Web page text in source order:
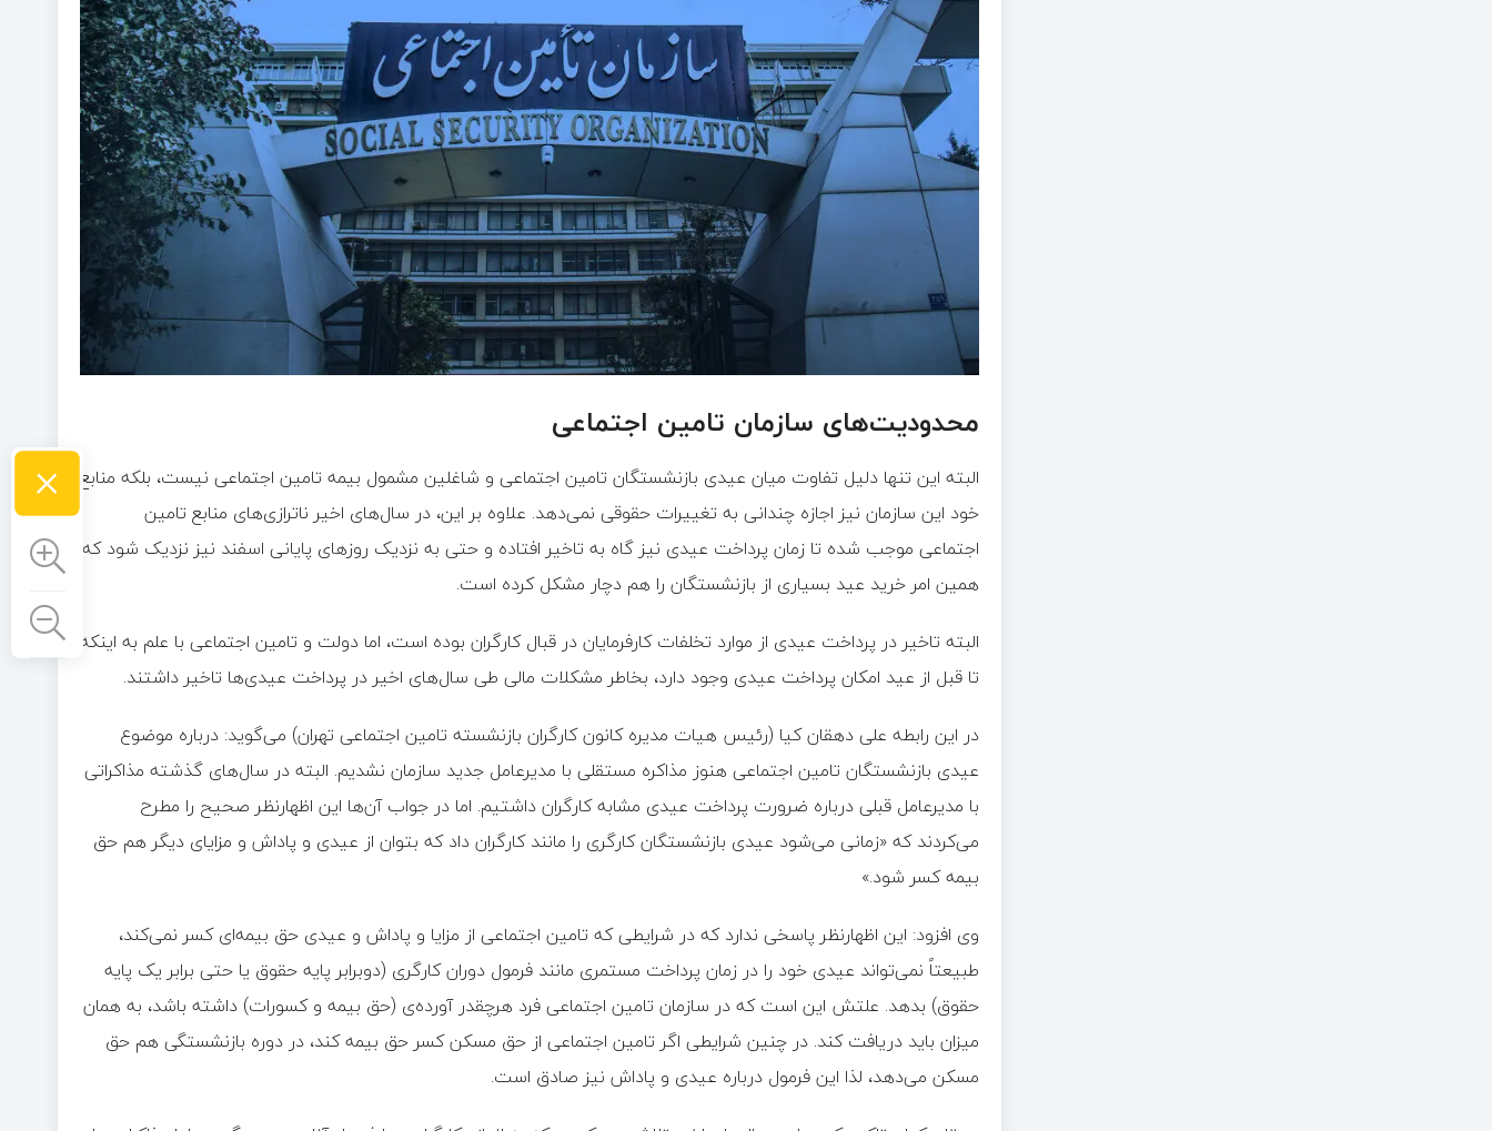
محدودیت‌های سازمان تامین اجتماعی
البته این تنها دلیل تفاوت میان عیدی بازنشستگان تامین اجتماعی و شاغلین مشمول بیمه تامین اجتماعی نیست، بلکه منابع
خود این سازمان نیز اجازه چندانی به تغییرات حقوقی نمی‌دهد. علاوه بر این، در سال‌های اخیر ناترازی‌های منابع تامین
اجتماعی موجب شده تا زمان پرداخت عیدی نیز گاه به تاخیر افتاده و حتی به نزدیک روزهای پایانی اسفند نیز نزدیک شود که
همین امر خرید عید بسیاری از بازنشستگان را هم دچار مشکل کرده است.
البته تاخیر در پرداخت عیدی از موارد تخلفات کارفرمایان در قبال کارگران بوده است، اما دولت و تامین اجتماعی با علم به اینکه
تا قبل از عید امکان پرداخت عیدی وجود دارد، بخاطر مشکلات مالی طی سال‌های اخیر در پرداخت عیدی‌ها تاخیر داشتند.
در این رابطه علی دهقان‌ کیا (رئیس هیات مدیره کانون کارگران بازنشسته تامین اجتماعی تهران) می‌گوید: درباره موضوع
عیدی بازنشستگان تامین اجتماعی هنوز مذاکره مستقلی با مدیرعامل جدید سازمان نشدیم. البته در سال‌های گذشته مذاکراتی
با مدیرعامل قبلی درباره ضرورت پرداخت عیدی مشابه کارگران داشتیم. اما در جواب آن‌ها این اظهارنظر صحیح را مطرح
می‌کردند که «زمانی می‌شود عیدی بازنشستگان کارگری را مانند کارگران داد که بتوان از عیدی و پاداش و مزایای دیگر هم حق
بیمه کسر شود.»
وی افزود: این اظهارنظر پاسخی ندارد که در شرایطی که تامین اجتماعی از مزایا و پاداش و عیدی حق بیمه‌ای کسر نمی‌کند،
طبیعتاً نمی‌تواند عیدی خود را در زمان پرداخت مستمری مانند فرمول دوران کارگری (دوبرابر پایه حقوق یا حتی برابر یک پایه
حقوق) بدهد. علتش این است که در سازمان تامین اجتماعی فرد هرچقدر آورده‌ی (حق بیمه و کسورات) داشته باشد، به همان
میزان باید دریافت کند. در چنین شرایطی اگر تامین اجتماعی از حق مسکن کسر حق بیمه کند، در دوره بازنشستگی هم حق
مسکن می‌دهد، لذا این فرمول درباره عیدی و پاداش نیز صادق است.
×